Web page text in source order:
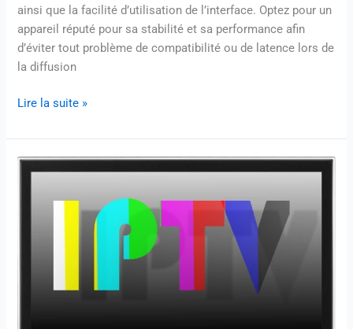
ainsi que la facilité d’utilisation de l’interface. Optez pour un
appareil réputé pour sa stabilité et sa performance afin
d’éviter tout problème de compatibilité ou de latence lors de
la diffusion
Lire la suite »
Pack